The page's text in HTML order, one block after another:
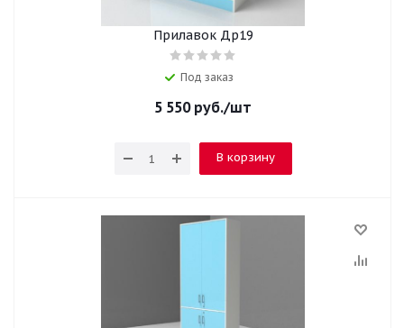
Прилавок Др19
Под заказ
5 550руб./шт
В корзину